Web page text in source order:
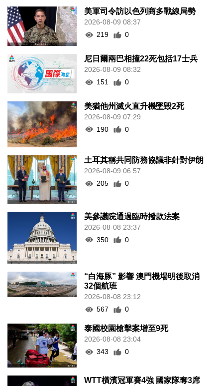
美軍司令訪以色列商多戰線局勢
2026-08-09 08:37
219
0
尼日爾兩巴相撞22死包括17士兵
2026-08-09 08:32
151
0
美猶他州滅火直升機墜毀2死
2026-08-09 07:29
190
0
土耳其稱共同防務協議非針對伊朗
2026-08-09 06:57
205
0
美參議院通過臨時撥款法案
2026-08-08 23:37
350
0
“白海豚” 影響 澳門機場明後取消
32個航班
2026-08-08 23:12
567
0
泰國校園槍擊案增至9死
2026-08-08 23:04
343
0
WTT橫濱冠軍賽4強 國家隊奪3席